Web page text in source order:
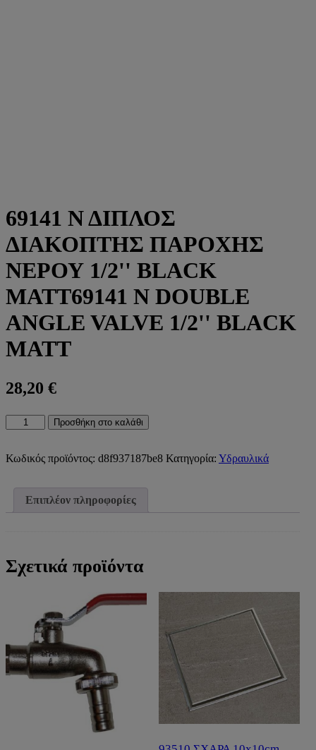
69141 Ν ΔΙΠΛΟΣ
ΔΙΑΚΟΠΤΗΣ ΠΑΡΟΧΗΣ
ΝΕΡΟΥ 1/2'' BLACK
MATT69141 Ν DOUBLE
ANGLE VALVE 1/2'' BLACK
MATT
28,20 €
69141
Ν
ΔΙΑΚΟΠΤΗΣ
1/2&apos;&apos;
BLACK
ANGLE
VALVE
ποσότητα
Προσθήκη στο καλάθι
Κωδικός προϊόντος: d8f937187be8 Κατηγορία: Υδραυλικά
Επιπλέον πληροφορίες
Σχετικά προϊόντα